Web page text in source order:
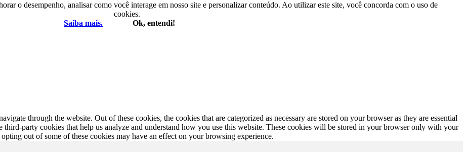
o desempenho, analisar como você interage em nosso site e personalizar conteúdo. Ao utilizar este site, você concorda com o uso de
cookies.
Saiba mais.
Ok, entendi!
through the website. Out of these cookies, the cookies that are categorized as necessary are stored on your browser as they are essential
party cookies that help us analyze and understand how you use this website. These cookies will be stored in your browser only with your
out of some of these cookies may have an effect on your browsing experience.